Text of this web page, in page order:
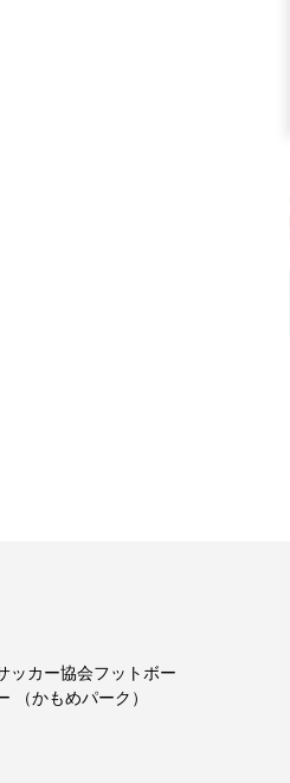
ッカー協会フットボー
（かもめパーク）